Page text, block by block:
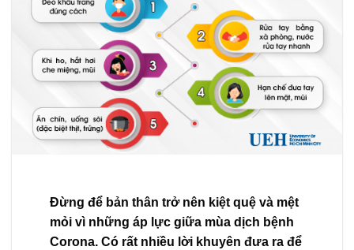
Đừng để bản thân trở nên kiệt quệ và mệt
mỏi vì những áp lực giữa mùa dịch bệnh
Corona. Có rất nhiều lời khuyên đưa ra để